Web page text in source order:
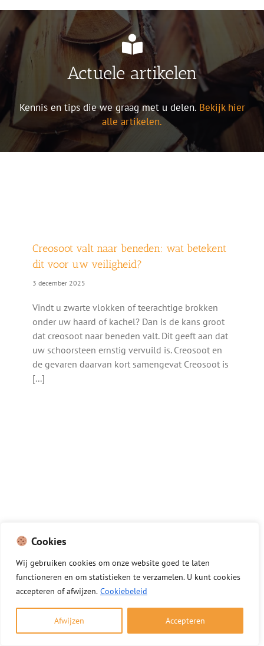
Cookies
Wij gebruiken cookies om onze website goed te laten
functioneren en om statistieken te verzamelen. U kunt cookies
accepteren of afwijzen. Cookiebeleid
Afwijzen Accepteren
Actuele artikelen
Kennis en tips die we graag met u delen. Bekijk hier
alle artikelen.
Creosoot valt naar beneden: wat betekent
dit voor uw veiligheid?
3 december 2025
Vindt u zwarte vlokken of teerachtige brokken
onder uw haard of kachel? Dan is de kans groot
dat creosoot naar beneden valt. Dit geeft aan dat
uw schoorsteen ernstig vervuild is. Creosoot en
de gevaren daarvan kort samengevat Creosoot is
[...]